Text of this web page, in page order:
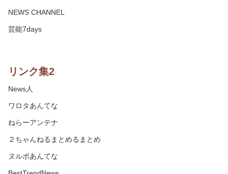
NEWS CHANNEL
芸能7days
リンク集2
News人
ワロタあんてな
ねらーアンテナ
２ちゃんねるまとめるまとめ
ヌルポあんてな